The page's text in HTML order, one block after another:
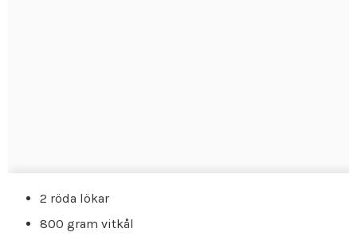
2 röda lökar
800 gram vitkål